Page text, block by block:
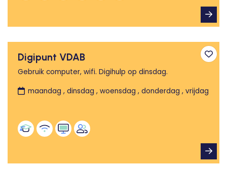
Digipunt VDAB
Gebruik computer, wifi. Digihulp op dinsdag.
maandag , dinsdag , woensdag , donderdag , vrijdag